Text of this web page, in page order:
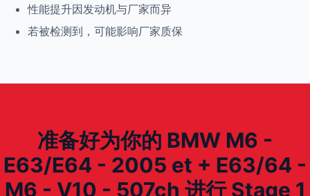
性能提升因发动机与厂家而异
若被检测到，可能影响厂家质保
准备好为你的 BMW M6 -
E63/E64 - 2005 et + E63/64 -
M6 - V10 - 507ch 进行 Stage 1